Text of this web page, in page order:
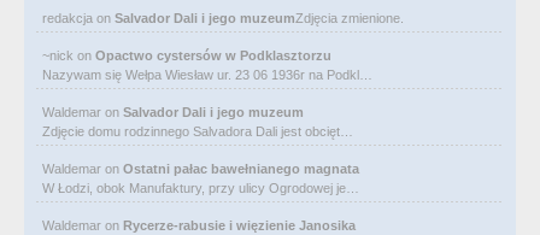
redakcja on Salvador Dali i jego muzeumZdjęcia zmienione.
~nick on Opactwo cystersów w Podklasztorzu
Nazywam się Wełpa Wiesław ur. 23 06 1936r na Podkl…
Waldemar on Salvador Dali i jego muzeum
Zdjęcie domu rodzinnego Salvadora Dali jest obcięt…
Waldemar on Ostatni pałac bawełnianego magnata
W Łodzi, obok Manufaktury, przy ulicy Ogrodowej je…
Waldemar on Rycerze-rabusie i więzienie Janosika